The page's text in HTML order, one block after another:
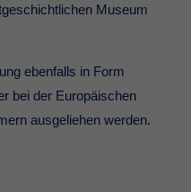
Museum
ebenfalls in Form
bei der Europäischen
ausgeliehen werden.